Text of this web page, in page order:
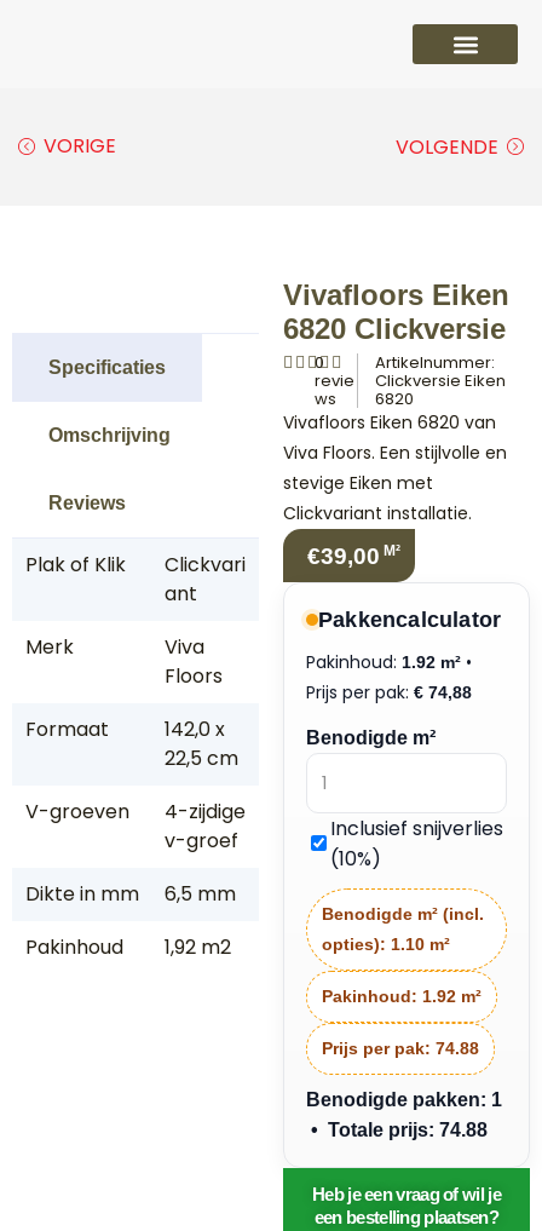
VORIGE VOLGENDE
Specificaties
Omschrijving
Reviews
Plak of Klik
Clickvari
ant
Merk
Viva
Floors
Formaat
142,0 x
22,5 cm
V-groeven
4-zijdige
v-groef
Dikte in mm
6,5 mm
Pakinhoud
1,92 m2
Vivafloors Eiken
6820 Clickversie
0
revie
ws
Artikelnummer:
Clickversie Eiken
6820
Vivafloors Eiken 6820 van
Viva Floors. Een stijlvolle en
stevige Eiken met
Clickvariant installatie.
€39,00 M²
Pakkencalculator
Pakinhoud: 1.92 m² •
Prijs per pak: € 74,88
Benodigde m²
Inclusief snijverlies
(10%)
Benodigde m² (incl.
opties): 1.10 m²
Pakinhoud: 1.92 m²
Prijs per pak: 74.88
Benodigde pakken: 1
• Totale prijs: 74.88
Heb je een vraag of wil je
een bestelling plaatsen?